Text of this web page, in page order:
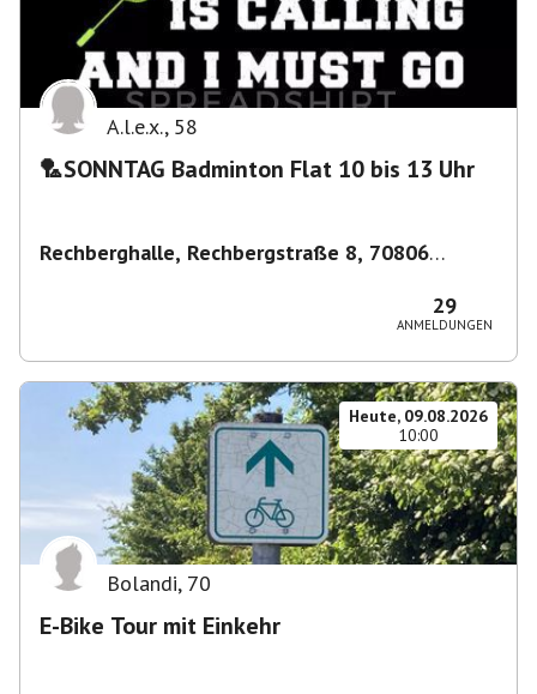
A.l.e.x., 58
🏸SONNTAG Badminton Flat 10 bis 13 Uhr
Rechberghalle, Rechbergstraße 8, 70806
29
ANMELDUNGEN
Heute, 09.08.2026
10:00
Bolandi, 70
E-Bike Tour mit Einkehr